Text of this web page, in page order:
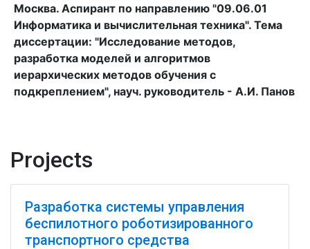
Москва. Аспирант по направлению "09.06.01
Информатика и вычислительная техника". Тема
диссертации: "Исследование методов,
разработка моделей и алгоритмов
иерархических методов обучения с
подкреплением", науч. руководитель - А.И. Панов
Projects
Разработка системы управления
беспилотного роботизированного
транспортного средства